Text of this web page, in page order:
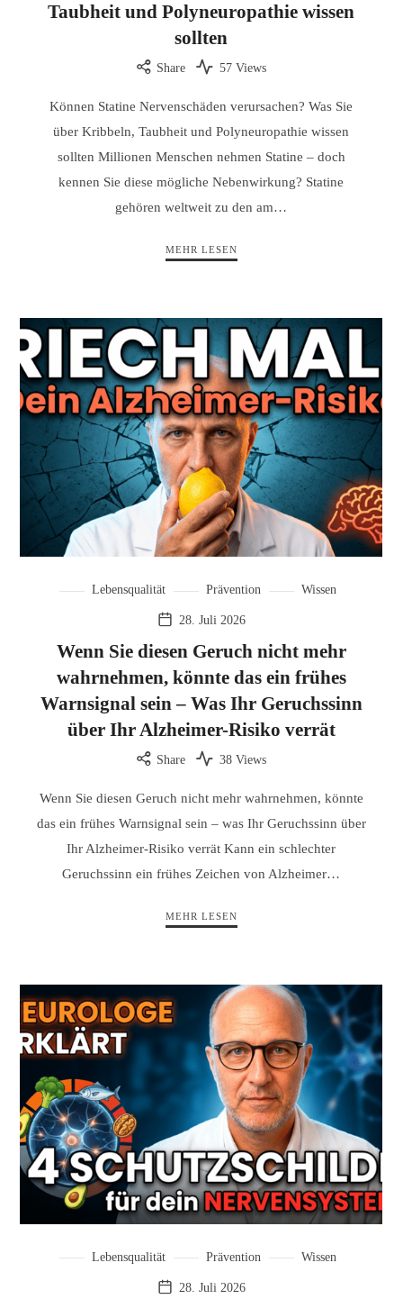
Taubheit und Polyneuropathie wissen
sollten
Share 57 Views
Können Statine Nervenschäden verursachen? Was Sie
über Kribbeln, Taubheit und Polyneuropathie wissen
sollten Millionen Menschen nehmen Statine – doch
kennen Sie diese mögliche Nebenwirkung? Statine
gehören weltweit zu den am…
MEHR LESEN
Lebensqualität Prävention Wissen
28. Juli 2026
Wenn Sie diesen Geruch nicht mehr
wahrnehmen, könnte das ein frühes
Warnsignal sein – Was Ihr Geruchssinn
über Ihr Alzheimer-Risiko verrät
Share 38 Views
Wenn Sie diesen Geruch nicht mehr wahrnehmen, könnte
das ein frühes Warnsignal sein – was Ihr Geruchssinn über
Ihr Alzheimer-Risiko verrät Kann ein schlechter
Geruchssinn ein frühes Zeichen von Alzheimer…
MEHR LESEN
Lebensqualität Prävention Wissen
28. Juli 2026